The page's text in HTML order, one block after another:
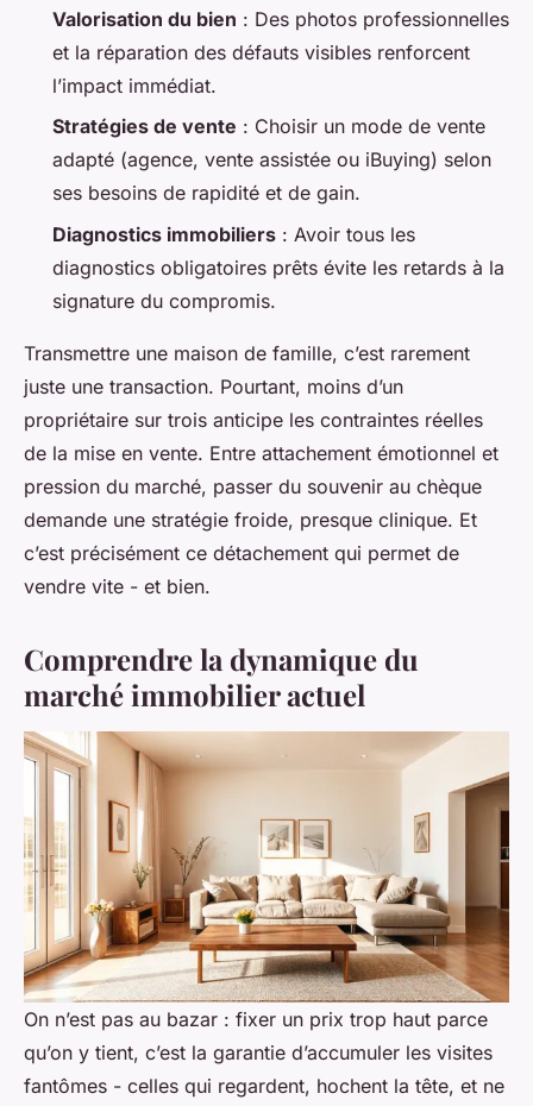
Valorisation du bien : Des photos professionnelles
et la réparation des défauts visibles renforcent
l’impact immédiat.
Stratégies de vente : Choisir un mode de vente
adapté (agence, vente assistée ou iBuying) selon
ses besoins de rapidité et de gain.
Diagnostics immobiliers : Avoir tous les
diagnostics obligatoires prêts évite les retards à la
signature du compromis.
Transmettre une maison de famille, c’est rarement
juste une transaction. Pourtant, moins d’un
propriétaire sur trois anticipe les contraintes réelles
de la mise en vente. Entre attachement émotionnel et
pression du marché, passer du souvenir au chèque
demande une stratégie froide, presque clinique. Et
c’est précisément ce détachement qui permet de
vendre vite - et bien.
Comprendre la dynamique du
marché immobilier actuel
On n’est pas au bazar : fixer un prix trop haut parce
qu’on y tient, c’est la garantie d’accumuler les visites
fantômes - celles qui regardent, hochent la tête, et ne